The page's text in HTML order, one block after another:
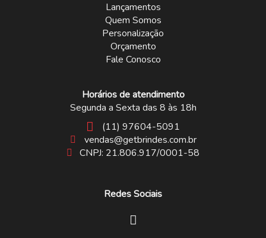
Lançamentos
Quem Somos
Personalização
Orçamento
Fale Conosco
Horários de atendimento
Segunda a Sexta das 8 às 18h
(11) 97604-5091
vendas@getbrindes.com.br
CNPJ: 21.806.917/0001-58
Redes Sociais